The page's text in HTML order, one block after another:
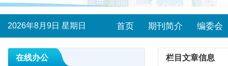
2026年8月9日 星期日 首页 期刊简介 编委会
在线办公 栏目文章信息